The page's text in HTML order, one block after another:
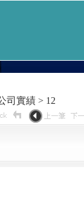
司實績 > 12